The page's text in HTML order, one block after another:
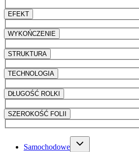
EFEKT
WYKOŃCZENIE
STRUKTURA
TECHNOLOGIA
DŁUGOŚĆ ROLKI
SZEROKOŚĆ FOLII
Samochodowe